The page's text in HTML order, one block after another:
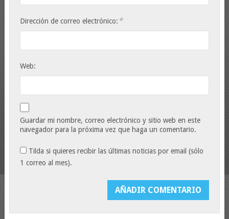
Dirección de correo electrónico: *
Web:
Guardar mi nombre, correo electrónico y sitio web en este
navegador para la próxima vez que haga un comentario.
Tilda si quieres recibir las últimas noticias por email (sólo
1 correo al mes).